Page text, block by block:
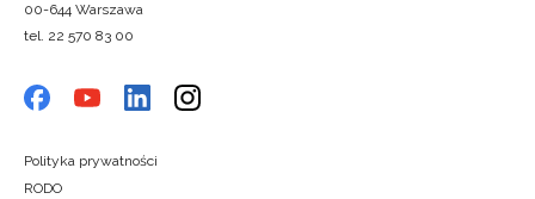
00-644 Warszawa
tel. 22 570 83 00
Polityka prywatności
RODO